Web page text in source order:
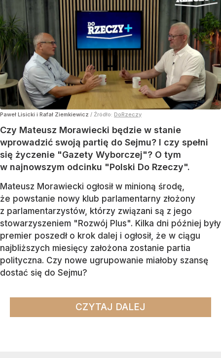
Paweł Lisicki i Rafał Ziemkiewicz / Źródło: DoRzeczy
Czy Mateusz Morawiecki będzie w stanie
wprowadzić swoją partię do Sejmu? I czy spełni
się życzenie "Gazety Wyborczej"? O tym
w najnowszym odcinku "Polski Do Rzeczy".
Mateusz Morawiecki ogłosił w minioną środę,
że powstanie nowy klub parlamentarny złożony
z parlamentarzystów, którzy związani są z jego
stowarzyszeniem "Rozwój Plus". Kilka dni później były
premier poszedł o krok dalej i ogłosił, że w ciągu
najbliższych miesięcy założona zostanie partia
polityczna. Czy nowe ugrupowanie miałoby szansę
dostać się do Sejmu?
CZYTAJ DALEJ